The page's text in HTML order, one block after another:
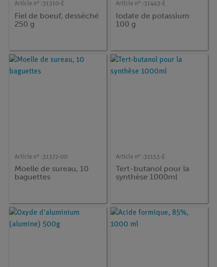
Article n° :31310-E
Fiel de boeuf, desséché
250 g
Article n° :31443-E
Iodate de potassium
100 g
Article n° :31372-00
Moelle de sureau, 10
baguettes
Article n° :31153-E
Tert-butanol pour la
synthèse 1000ml